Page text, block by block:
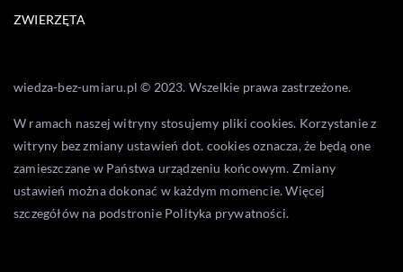
ZWIERZĘTA
wiedza-bez-umiaru.pl © 2023. Wszelkie prawa zastrzeżone.
W ramach naszej witryny stosujemy pliki cookies. Korzystanie z
witryny bez zmiany ustawień dot. cookies oznacza, że będą one
zamieszczane w Państwa urządzeniu końcowym. Zmiany
ustawień można dokonać w każdym momencie. Więcej
szczegółów na podstronie Polityka prywatności.